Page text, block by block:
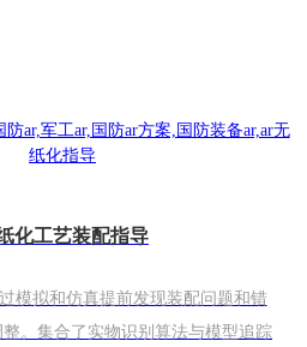
化工艺装配指导
模拟和仿真提前发现装配问题和错
。集合了实物识别算法与模型追踪